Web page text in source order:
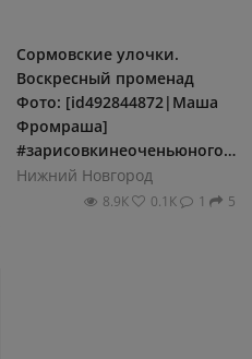
Сормовские улочки.
Воскресный променад
Фото: [id492844872|Маша
Фромраша]
#зарисовкинеоченьюногонатуралиста
Нижний Новгород
8.9К 0.1К 1 5